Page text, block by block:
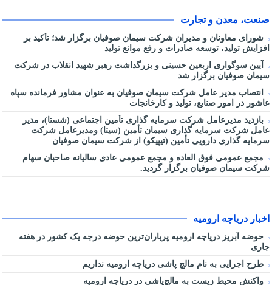
صنعت، معدن و تجارت
شورای معاونان و مدیران شرکت سیمان صوفیان برگزار شد؛ تأکید بر
افزایش تولید، توسعه صادرات و رفع موانع تولید
آیین سوگواری اربعین حسینی و بزرگداشت رهبر شهید انقلاب در شرکت
سیمان صوفیان برگزار شد
انتصاب مدیر عامل شرکت سیمان صوفیان به عنوان مشاور فرمانده سپاه
عاشور در امور صنایع، تولید و کارخانجات
بازدید مدیرعامل شرکت سرمایه گذاری تأمین اجتماعی (شستا)، مدیر
عامل شرکت سرمایه گذاری سیمان تأمین (سیتا) ومدیرعامل شرکت
سرمایه گذاری دارویی تأمین (تیپیکو) از شرکت سیمان صوفیان
مجمع عمومی فوق العاده و مجمع عمومی عادی سالیانه صاحبان سهام
شرکت سیمان صوفیان برگزار گردید.
اخبار دریاچه ارومیه
حوضه آبریز دریاچه ارومیه پرباران‌ترین حوضه‌ درجه یک کشور در هفته
جاری
طرح اجرایی به نام مالچ پاشی دریاچه ارومیه نداریم
واکنش محیط زیست به مالچ‌پاشی در دریاچه ارومیه